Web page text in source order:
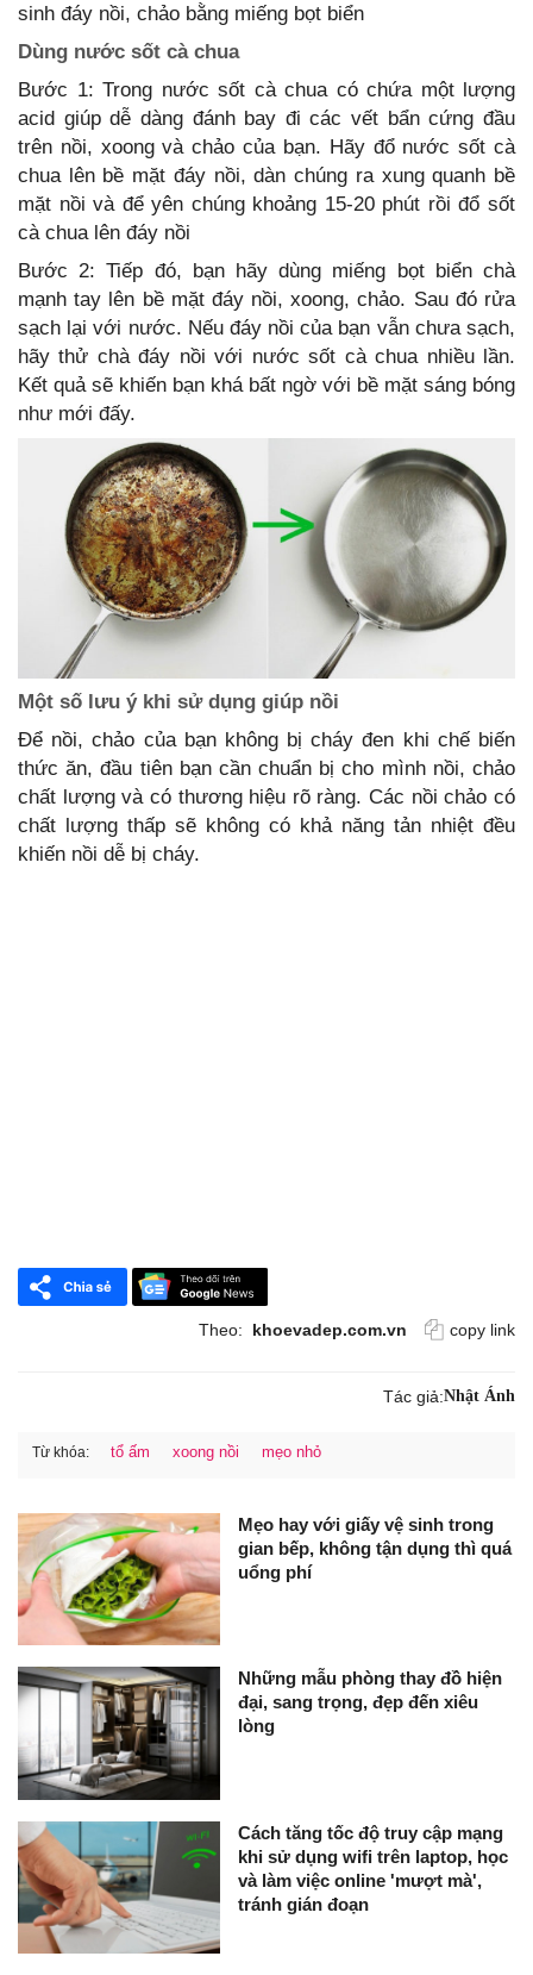
sinh đáy nồi, chảo bằng miếng bọt biển
Dùng nước sốt cà chua
Bước 1: Trong nước sốt cà chua có chứa một lượng
acid giúp dễ dàng đánh bay đi các vết bẩn cứng đầu
trên nồi, xoong và chảo của bạn. Hãy đổ nước sốt cà
chua lên bề mặt đáy nồi, dàn chúng ra xung quanh bề
mặt nồi và để yên chúng khoảng 15-20 phút rồi đổ sốt
cà chua lên đáy nồi
Bước 2: Tiếp đó, bạn hãy dùng miếng bọt biển chà
mạnh tay lên bề mặt đáy nồi, xoong, chảo. Sau đó rửa
sạch lại với nước. Nếu đáy nồi của bạn vẫn chưa sạch,
hãy thử chà đáy nồi với nước sốt cà chua nhiều lần.
Kết quả sẽ khiến bạn khá bất ngờ với bề mặt sáng bóng
như mới đấy.
Một số lưu ý khi sử dụng giúp nồi
Để nồi, chảo của bạn không bị cháy đen khi chế biến
thức ăn, đầu tiên bạn cần chuẩn bị cho mình nồi, chảo
chất lượng và có thương hiệu rõ ràng. Các nồi chảo có
chất lượng thấp sẽ không có khả năng tản nhiệt đều
khiến nồi dễ bị cháy.
Theo: khoevadep.com.vn copy link
Tác giả:Nhật Ánh
Từ khóa: tổ ấm xoong nồi mẹo nhỏ
Mẹo hay với giấy vệ sinh trong
gian bếp, không tận dụng thì quá
uổng phí
Những mẫu phòng thay đồ hiện
đại, sang trọng, đẹp đến xiêu
lòng
Cách tăng tốc độ truy cập mạng
khi sử dụng wifi trên laptop, học
và làm việc online 'mượt mà',
tránh gián đoạn